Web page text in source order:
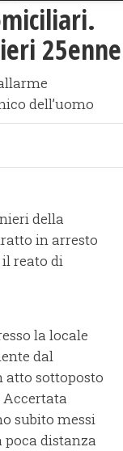
25enne
dell’uomo
della
in arresto
il reato di
la locale
dal
atto sottoposto
subito messi
poca distanza